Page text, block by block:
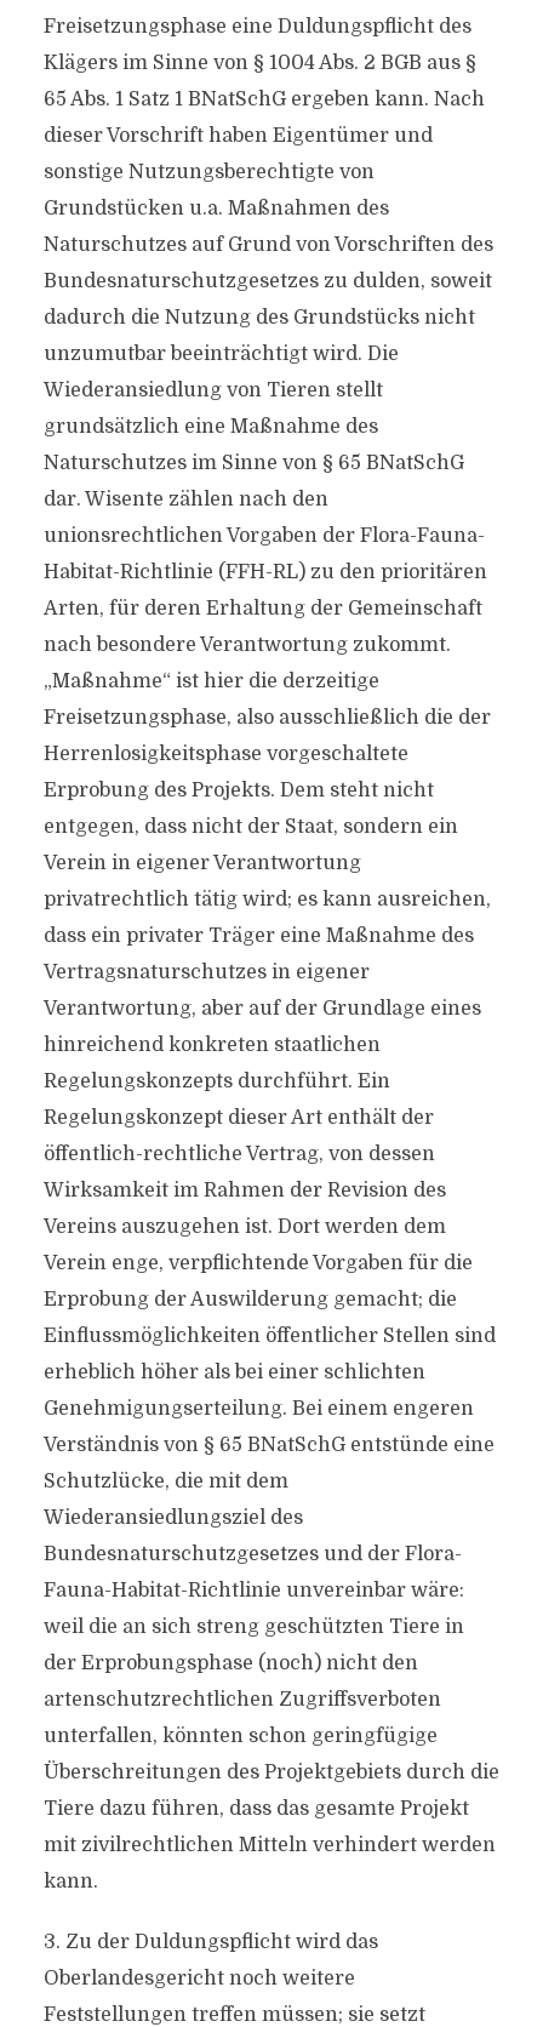
Freisetzungsphase eine Duldungspflicht des
Klägers im Sinne von § 1004 Abs. 2 BGB aus §
65 Abs. 1 Satz 1 BNatSchG ergeben kann. Nach
dieser Vorschrift haben Eigentümer und
sonstige Nutzungsberechtigte von
Grundstücken u.a. Maßnahmen des
Naturschutzes auf Grund von Vorschriften des
Bundesnaturschutzgesetzes zu dulden, soweit
dadurch die Nutzung des Grundstücks nicht
unzumutbar beeinträchtigt wird. Die
Wiederansiedlung von Tieren stellt
grundsätzlich eine Maßnahme des
Naturschutzes im Sinne von § 65 BNatSchG
dar. Wisente zählen nach den
unionsrechtlichen Vorgaben der Flora-Fauna-
Habitat-Richtlinie (FFH-RL) zu den prioritären
Arten, für deren Erhaltung der Gemeinschaft
nach besondere Verantwortung zukommt.
„Maßnahme“ ist hier die derzeitige
Freisetzungsphase, also ausschließlich die der
Herrenlosigkeitsphase vorgeschaltete
Erprobung des Projekts. Dem steht nicht
entgegen, dass nicht der Staat, sondern ein
Verein in eigener Verantwortung
privatrechtlich tätig wird; es kann ausreichen,
dass ein privater Träger eine Maßnahme des
Vertragsnaturschutzes in eigener
Verantwortung, aber auf der Grundlage eines
hinreichend konkreten staatlichen
Regelungskonzepts durchführt. Ein
Regelungskonzept dieser Art enthält der
öffentlich-rechtliche Vertrag, von dessen
Wirksamkeit im Rahmen der Revision des
Vereins auszugehen ist. Dort werden dem
Verein enge, verpflichtende Vorgaben für die
Erprobung der Auswilderung gemacht; die
Einflussmöglichkeiten öffentlicher Stellen sind
erheblich höher als bei einer schlichten
Genehmigungserteilung. Bei einem engeren
Verständnis von § 65 BNatSchG entstünde eine
Schutzlücke, die mit dem
Wiederansiedlungsziel des
Bundesnaturschutzgesetzes und der Flora-
Fauna-Habitat-Richtlinie unvereinbar wäre:
weil die an sich streng geschützten Tiere in
der Erprobungsphase (noch) nicht den
artenschutzrechtlichen Zugriffsverboten
unterfallen, könnten schon geringfügige
Überschreitungen des Projektgebiets durch die
Tiere dazu führen, dass das gesamte Projekt
mit zivilrechtlichen Mitteln verhindert werden
kann.
3. Zu der Duldungspflicht wird das
Oberlandesgericht noch weitere
Feststellungen treffen müssen; sie setzt